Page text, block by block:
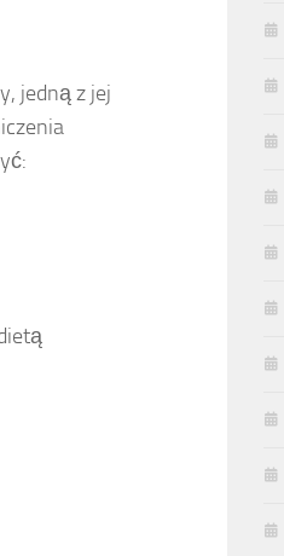
jedną z jej